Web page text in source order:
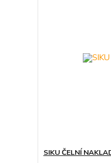
SIKU ČELNÍ